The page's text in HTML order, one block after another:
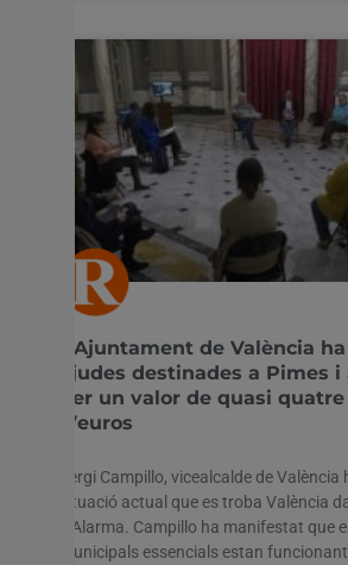
L’Ajuntament de València
ajudes destinades a Pimes
per un valor de quasi
d’euros
Sergi Campillo, vicealcalde de
situació actual que es troba València
d’Alarma. Campillo ha manifestat que
municipals essencials estan